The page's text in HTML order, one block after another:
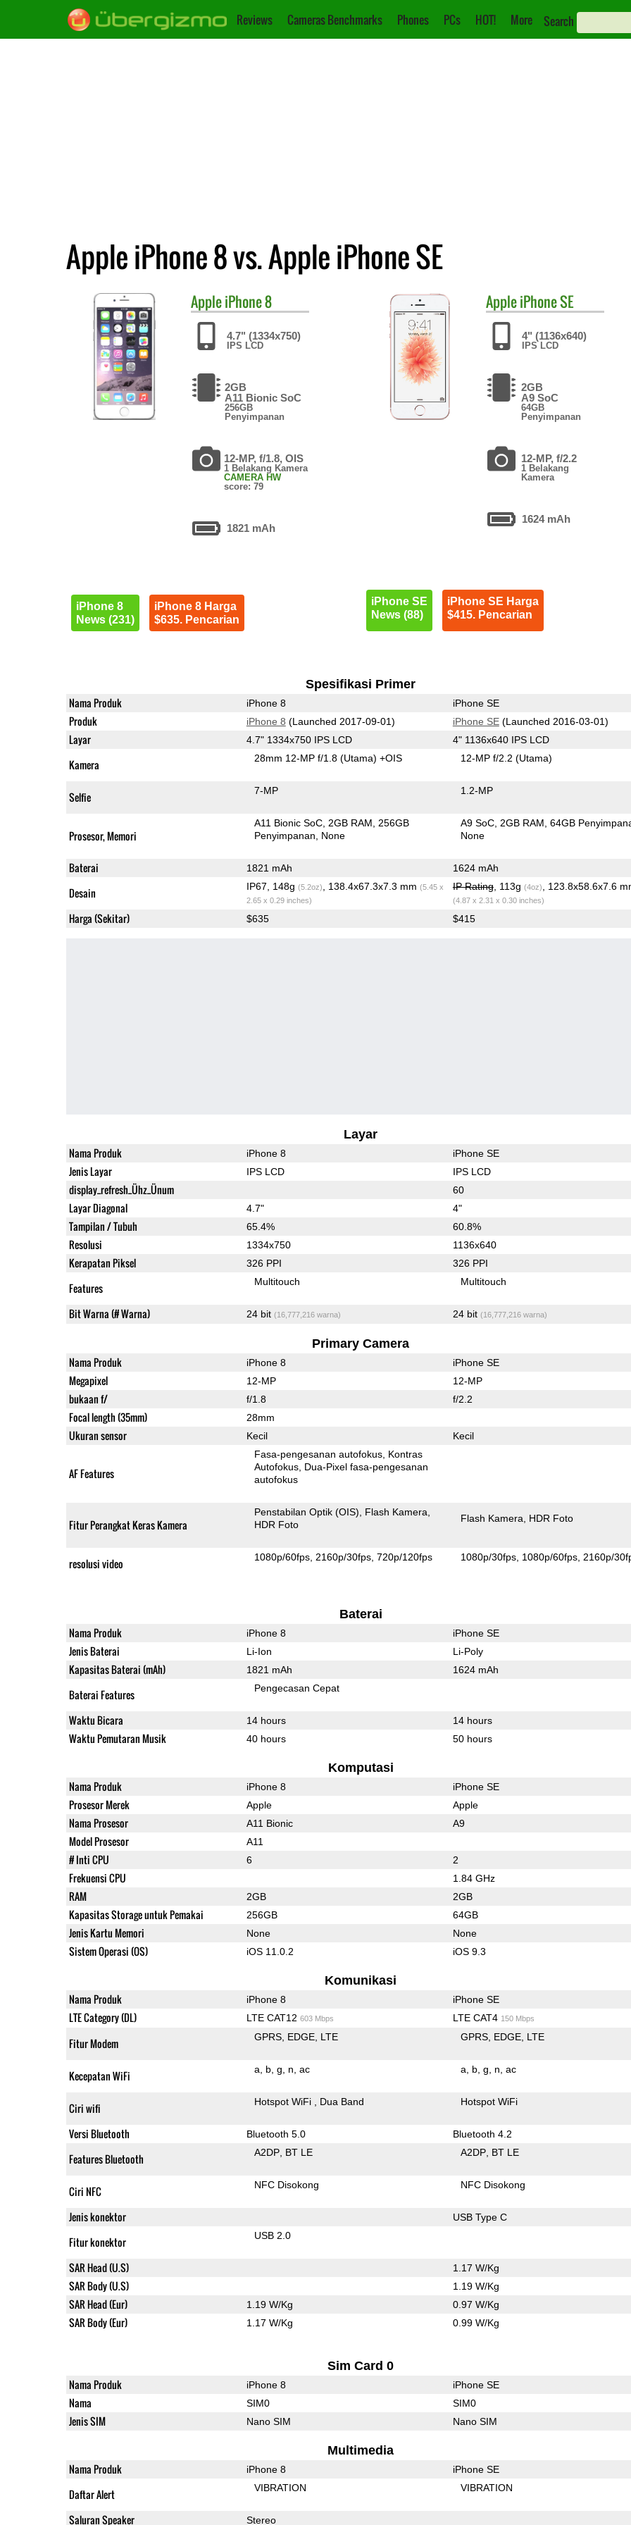
Reviews Cameras Benchmarks Phones PCs HOT! More Search
Apple iPhone 8 vs. Apple iPhone SE
AppleiPhone 8
4.7" (1334x750)
IPS LCD
2GB
A11 Bionic SoC
256GB
Penyimpanan
12-MP, f/1.8, OIS
1 Belakang Kamera
CAMERA HW
score: 79
1821 mAh
iPhone 8
News (231)
iPhone 8 Harga
$635. Pencarian
AppleiPhone SE
4" (1136x640)
IPS LCD
2GB
A9 SoC
64GB
Penyimpanan
12-MP, f/2.2
1 Belakang
Kamera
1624 mAh
iPhone SE
News (88)
iPhone SE Harga
$415. Pencarian
Spesifikasi Primer
Nama Produk iPhone 8 iPhone SE
Produk iPhone 8 (Launched 2017-09-01) iPhone SE(Launched 2016-03-01)
Layar 4.7" 1334x750 IPS LCD 4" 1136x640 IPS LCD
Kamera 28mm 12-MP f/1.8(Utama) +OIS 12-MP f/2.2(Utama)
Selfie 7-MP 1.2-MP
Prosesor, Memori
A11 Bionic SoC 2GB RAM
256GB
Penyimpanan
None
A9 SoC 2GB RAM 64GB
None
Baterai 1821 mAh 1624 mAh
Desain IP67, 148g (5.2oz) , 138.4x67.3x7.3 mm (5.45 x
2.65 x 0.29 inches)
IP Rating, 113g (4oz) , 123.8x58.6x7.6
(4.87 x 2.31 x 0.30 inches)
Harga (Sekitar) $635 $415
Layar
Nama Produk iPhone 8 iPhone SE
Jenis Layar IPS LCD IPS LCD
display_refresh_Ühz_Ünum 60
Layar Diagonal 4.7" 4"
Tampilan / Tubuh 65.4% 60.8%
Resolusi 1334x750 1136x640
Kerapatan Piksel 326 PPI 326 PPI
Features Multitouch Multitouch
Bit Warna (# Warna) 24 bit (16,777,216 warna) 24 bit (16,777,216 warna)
Primary Camera
Nama Produk iPhone 8 iPhone SE
Megapixel 12-MP 12-MP
bukaan f/ f/1.8 f/2.2
Focal length (35mm) 28mm
Ukuran sensor Kecil Kecil
AF Features
Fasa-pengesanan autofokus Kontras
Autofokus Dua-Pixel fasa-pengesanan
autofokus
Fitur Perangkat Keras Kamera
Penstabilan Optik (OIS)
Flash Kamera
HDR Foto
Flash Kamera HDR Foto
resolusi video 1080p/60fps 2160p/30fps 720p/120fps 1080p/30fps 1080p/60fps 2160p/
Baterai
Nama Produk iPhone 8 iPhone SE
Jenis Baterai Li-Ion Li-Poly
Kapasitas Baterai (mAh) 1821 mAh 1624 mAh
Baterai Features Pengecasan Cepat
Waktu Bicara 14 hours 14 hours
Waktu Pemutaran Musik 40 hours 50 hours
Komputasi
Nama Produk iPhone 8 iPhone SE
Prosesor Merek Apple Apple
Nama Prosesor A11 Bionic A9
Model Prosesor A11
# Inti CPU 6 2
Frekuensi CPU 1.84 GHz
RAM 2GB 2GB
Kapasitas Storage untuk Pemakai 256GB 64GB
Jenis Kartu Memori None None
Sistem Operasi (OS) iOS 11.0.2 iOS 9.3
Komunikasi
Nama Produk iPhone 8 iPhone SE
LTE Category (DL) LTE CAT12 603 Mbps LTE CAT4 150 Mbps
Fitur Modem GPRS EDGE LTE GPRS EDGE LTE
Kecepatan WiFi a b g n ac a b g n ac
Ciri wifi Hotspot WiFi Dua Band Hotspot WiFi
Versi Bluetooth Bluetooth 5.0 Bluetooth 4.2
Features Bluetooth A2DP BT LE A2DP BT LE
Ciri NFC NFC Disokong NFC Disokong
Jenis konektor USB Type C
Fitur konektor USB 2.0
SAR Head (U.S) 1.17 W/Kg
SAR Body (U.S) 1.19 W/Kg
SAR Head (Eur) 1.19 W/Kg 0.97 W/Kg
SAR Body (Eur) 1.17 W/Kg 0.99 W/Kg
Sim Card 0
Nama Produk iPhone 8 iPhone SE
Nama SIM0 SIM0
Jenis SIM Nano SIM Nano SIM
Multimedia
Nama Produk iPhone 8 iPhone SE
Daftar Alert VIBRATION VIBRATION
Saluran Speaker Stereo